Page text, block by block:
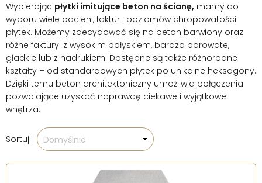
Wybierając płytki imitujące beton na ścianę, mamy do
wyboru wiele odcieni, faktur i poziomów chropowatości
płytek. Możemy zdecydować się na beton barwiony oraz
różne faktury: z wysokim połyskiem, bardzo porowate,
gładkie lub z nadrukiem. Dostępne są także różnorodne
kształty – od standardowych płytek po unikalne heksagony.
Dzięki temu beton architektoniczny umożliwia połączenia
pozwalające uzyskać naprawdę ciekawe i wyjątkowe
wnętrza.
Sortuj: Domyślnie